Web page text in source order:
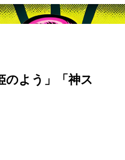
のよう」「神ス